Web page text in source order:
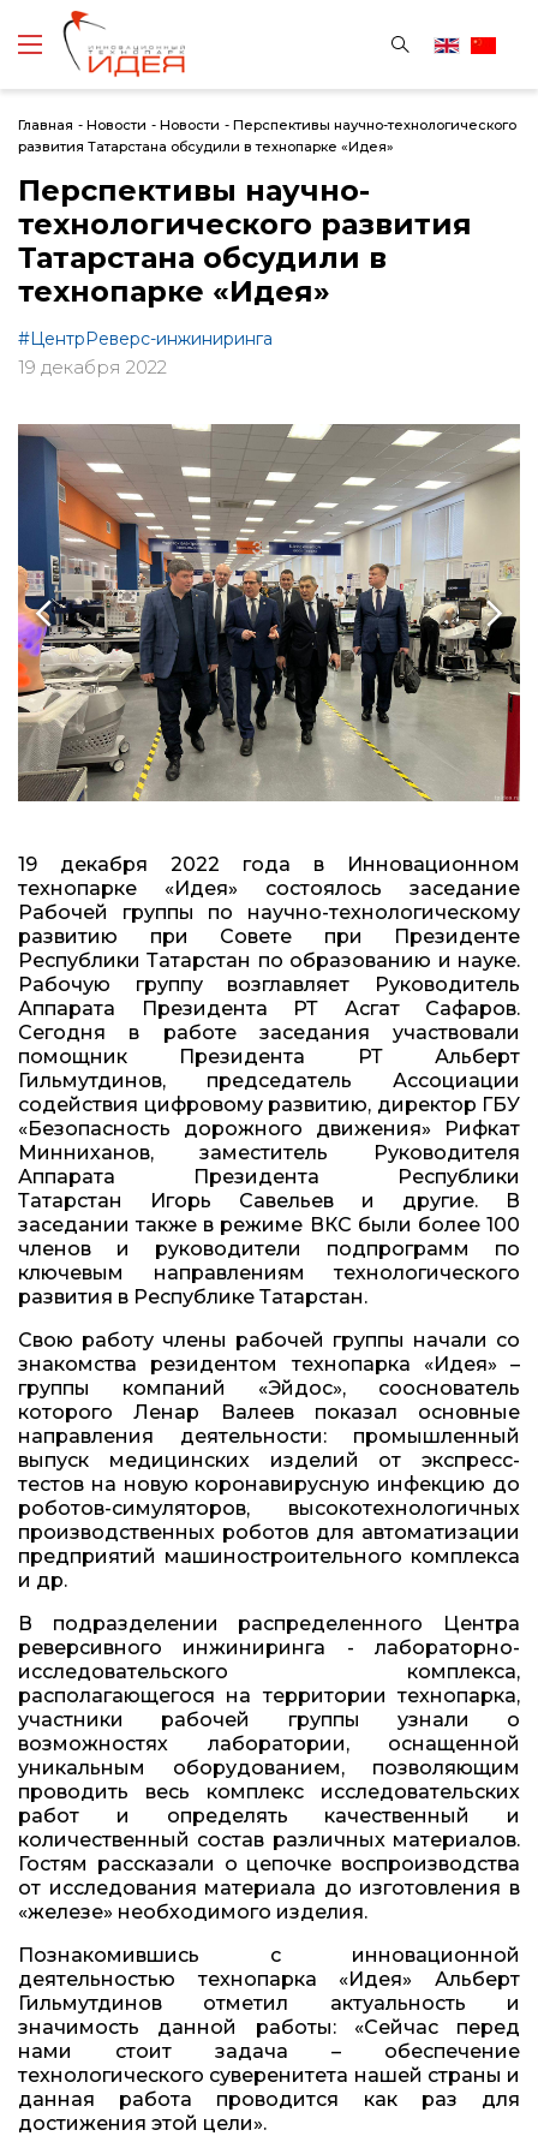
Главная - Новости - Новости - Перспективы научно-технологического
развития Татарстана обсудили в технопарке «Идея»
Перспективы научно-
технологического развития
Татарстана обсудили в
технопарке «Идея»
#ЦентрРеверс-инжиниринга
19 декабря 2022
19 декабря 2022 года в Инновационном
технопарке «Идея» состоялось заседание
Рабочей группы по научно-технологическому
развитию при Совете при Президенте
Республики Татарстан по образованию и науке.
Рабочую группу возглавляет Руководитель
Аппарата Президента РТ Асгат Сафаров.
Сегодня в работе заседания участвовали
помощник Президента РТ Альберт
Гильмутдинов, председатель Ассоциации
содействия цифровому развитию, директор ГБУ
«Безопасность дорожного движения» Рифкат
Минниханов, заместитель Руководителя
Аппарата Президента Республики
Татарстан Игорь Савельев и другие. В
заседании также в режиме ВКС были более 100
членов и руководители подпрограмм по
ключевым направлениям технологического
развития в Республике Татарстан.
Свою работу члены рабочей группы начали со
знакомства резидентом технопарка «Идея» –
группы компаний «Эйдос», сооснователь
которого Ленар Валеев показал основные
направления деятельности: промышленный
выпуск медицинских изделий от экспресс-
тестов на новую коронавирусную инфекцию до
роботов-симуляторов, высокотехнологичных
производственных роботов для автоматизации
предприятий машиностроительного комплекса
и др.
В подразделении распределенного Центра
реверсивного инжиниринга - лабораторно-
исследовательского комплекса,
располагающегося на территории технопарка,
участники рабочей группы узнали о
возможностях лаборатории, оснащенной
уникальным оборудованием, позволяющим
проводить весь комплекс исследовательских
работ и определять качественный и
количественный состав различных материалов.
Гостям рассказали о цепочке воспроизводства
от исследования материала до изготовления в
«железе» необходимого изделия.
Познакомившись с инновационной
деятельностью технопарка «Идея» Альберт
Гильмутдинов отметил актуальность и
значимость данной работы: «Сейчас перед
нами стоит задача – обеспечение
технологического суверенитета нашей страны и
данная работа проводится как раз для
достижения этой цели».